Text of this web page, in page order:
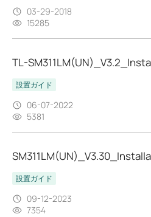
03-29-2018
15285
TL-
設置ガイド
06-07-2022
5381
設置ガイド
09-12-2023
7354